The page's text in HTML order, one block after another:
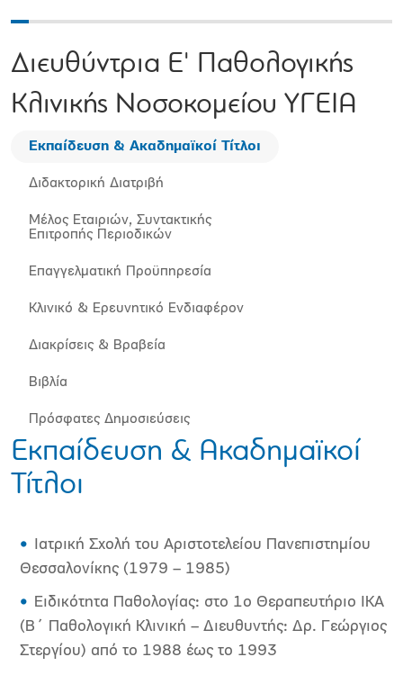
Διευθύντρια Ε' Παθολογικής
Κλινικής Νοσοκομείου ΥΓΕΙΑ
Εκπαίδευση & Ακαδημαϊκοί Τίτλοι
Διδακτορική Διατριβή
Μέλος Εταιριών, Συντακτικής
Επιτροπής Περιοδικών
Επαγγελματική Προϋπηρεσία
Κλινικό & Ερευνητικό Ενδιαφέρον
Διακρίσεις & Βραβεία
Βιβλία
Πρόσφατες Δημοσιεύσεις
Εκπαίδευση & Ακαδημαϊκοί
Τίτλοι
Ιατρική Σχολή του Αριστοτελείου Πανεπιστημίου
Θεσσαλονίκης (1979 – 1985)
Ειδικότητα Παθολογίας: στο 1ο Θεραπευτήριο ΙΚΑ
(Β΄ Παθολογική Κλινική – Διευθυντής: Δρ. Γεώργιος
Στεργίου) από το 1988 έως το 1993